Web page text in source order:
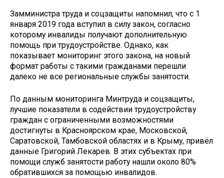
Замминистра труда и соцзащиты напомнил, что с 1
января 2019 года вступил в силу закон, согласно
которому инвалиды получают дополнительную
помощь при трудоустройстве. Однако, как
показывает мониторинг этого закона, на новый
формат работы с такими гражданами перешли
далеко не все региональные службы занятости.
По данным мониторинга Минтруда и соцзащиты,
лучшие показатели в содействии трудоустройству
граждан с ограниченными возможностями
достигнуты в Красноярском крае, Московской,
Саратовской, Тамбовской областях и в Крыму, привёл
данные Григорий Лекарев. В этих субъектах при
помощи служб занятости работу нашли около 80%
обратившихся за помощью инвалидов.